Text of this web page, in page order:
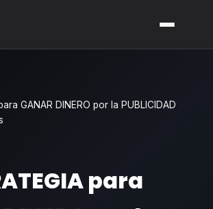
GANAR DINERO por la PUBLICIDAD
para